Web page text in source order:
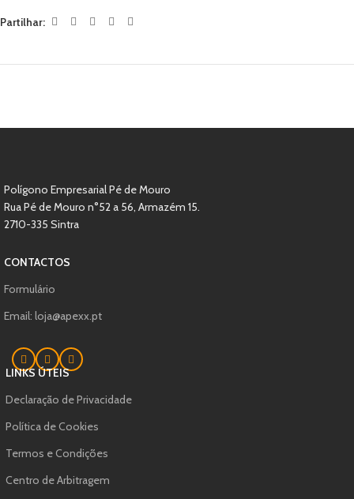
Partilhar:
Polígono Empresarial Pé de Mouro
Rua Pé de Mouro n°52 a 56, Armazém 15.
2710-335 Sintra
CONTACTOS
Formulário
Email: loja@apexx.pt
LINKS ÚTEIS
Declaração de Privacidade
Política de Cookies
Termos e Condições
Centro de Arbitragem